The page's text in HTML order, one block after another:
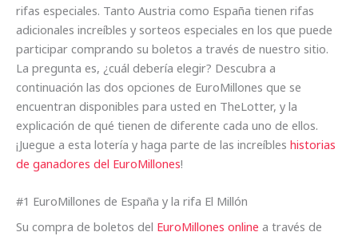
rifas especiales. Tanto Austria como España tienen rifas
adicionales increíbles y sorteos especiales en los que puede
participar comprando su boletos a través de nuestro sitio.
La pregunta es, ¿cuál debería elegir? Descubra a
continuación las dos opciones de EuroMillones que se
encuentran disponibles para usted en TheLotter, y la
explicación de qué tienen de diferente cada uno de ellos.
¡Juegue a esta lotería y haga parte de las increíbles historias
de ganadores del EuroMillones!
#1 EuroMillones de España y la rifa El Millón
Su compra de boletos del EuroMillones online a través de